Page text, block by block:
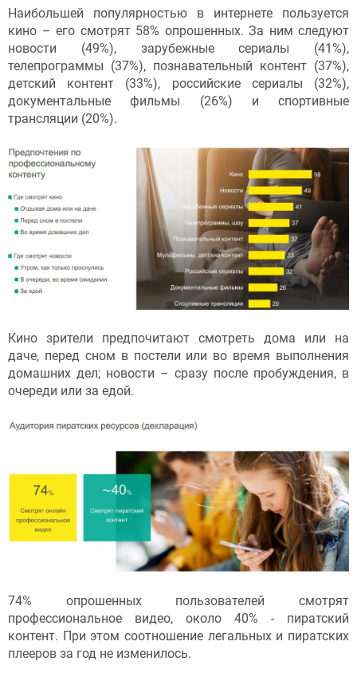
Наибольшей популярностью в интернете пользуется
кино – его смотрят 58% опрошенных. За ним следуют
новости (49%), зарубежные сериалы (41%),
телепрограммы (37%), познавательный контент (37%),
детский контент (33%), российские сериалы (32%),
документальные фильмы (26%) и спортивные
трансляции (20%).
Кино зрители предпочитают смотреть дома или на
даче, перед сном в постели или во время выполнения
домашних дел; новости – сразу после пробуждения, в
очереди или за едой.
74% опрошенных пользователей смотрят
профессиональное видео, около 40% - пиратский
контент. При этом соотношение легальных и пиратских
плееров за год не изменилось.